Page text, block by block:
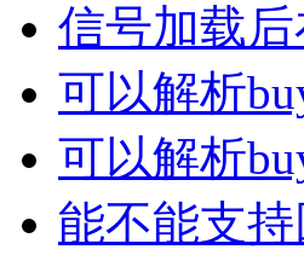
信号加载
可以解析
可以解析
能不能支